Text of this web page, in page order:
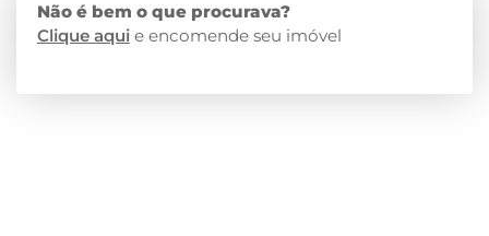
Não é bem o que procurava?
Clique aqui e encomende seu imóvel